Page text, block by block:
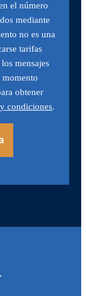
el número
mediante
no es una
tarifas
mensajes
momento
obtener
condiciones.